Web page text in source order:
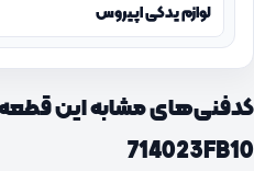
لوازم یدکی اپیروس
کدفنی‌های مشابه این قطعه
714023FB10